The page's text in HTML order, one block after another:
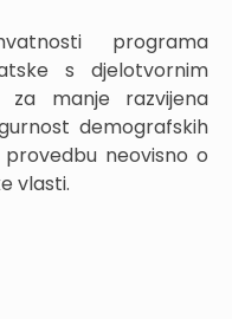
programa
s djelotvornim
za manje razvijena
demografskih
neovisno o
vlasti.